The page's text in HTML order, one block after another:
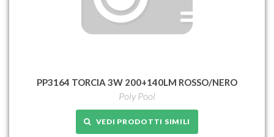
PP3164 TORCIA 3W 200+140LM ROSSO/NERO
Poly Pool
VEDI PRODOTTI SIMILI